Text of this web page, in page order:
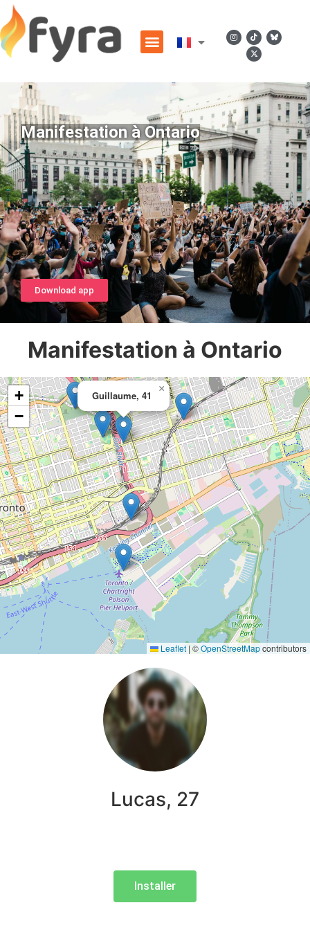
Manifestation à Ontario
Download app
Manifestation à Ontario
Guillaume, 41
×
+
−
Leaflet | ©OpenStreetMapcontributors
Lucas, 27
Installer